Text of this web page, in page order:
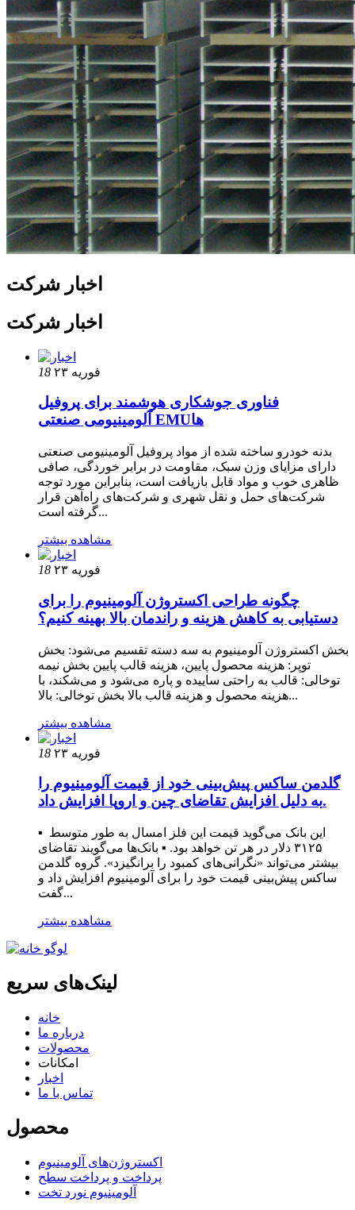
اخبار شرکت
اخبار شرکت
18 ۲۳ فوریه
فناوری جوشکاری هوشمند برای پروفیل
آلومینیومی صنعتی EMUها
بدنه خودرو ساخته شده از مواد پروفیل آلومینیومی صنعتی
دارای مزایای وزن سبک، مقاومت در برابر خوردگی، صافی
ظاهری خوب و مواد قابل بازیافت است، بنابراین مورد توجه
شرکت‌های حمل و نقل شهری و شرکت‌های راه‌آهن قرار
گرفته است...
مشاهده بیشتر
18 ۲۳ فوریه
چگونه طراحی اکستروژن آلومینیوم را برای
دستیابی به کاهش هزینه و راندمان بالا بهینه کنیم؟
بخش اکستروژن آلومینیوم به سه دسته تقسیم می‌شود: بخش
توپر: هزینه محصول پایین، هزینه قالب پایین بخش نیمه
توخالی: قالب به راحتی ساییده و پاره می‌شود و می‌شکند، با
هزینه محصول و هزینه قالب بالا بخش توخالی: بالا...
مشاهده بیشتر
18 ۲۳ فوریه
گلدمن ساکس پیش‌بینی خود از قیمت آلومینیوم را
به دلیل افزایش تقاضای چین و اروپا افزایش داد.
▪ این بانک می‌گوید قیمت این فلز امسال به طور متوسط ​​
۳۱۲۵ دلار در هر تن خواهد بود. ▪ بانک‌ها می‌گویند تقاضای
بیشتر می‌تواند «نگرانی‌های کمبود را برانگیزد». گروه گلدمن
ساکس پیش‌بینی قیمت خود را برای آلومینیوم افزایش داد و
گفت...
مشاهده بیشتر
لینک‌های سریع
خانه
درباره ما
محصولات
امکانات
اخبار
تماس با ما
محصول
اکستروژن‌های آلومینیوم
پرداخت و پرداخت سطح
آلومینیوم نورد تخت